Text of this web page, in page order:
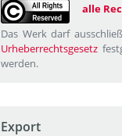
alle
Das Werk darf
Urheberrechtsgesetz
werden.
Export